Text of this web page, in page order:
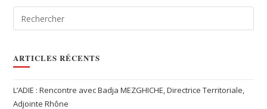
ARTICLES RÉCENTS
L’ADIE : Rencontre avec Badja MEZGHICHE, Directrice Territoriale,
Adjointe Rhône